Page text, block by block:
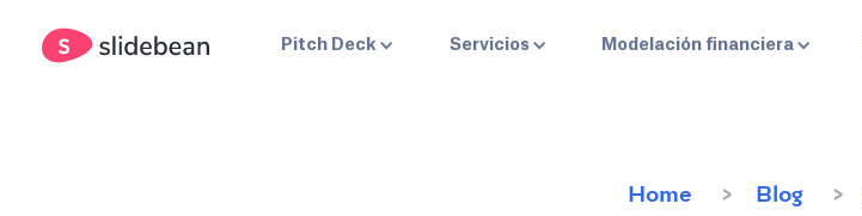
Pitch Deck Servicios Modelación financiera
Home Blog